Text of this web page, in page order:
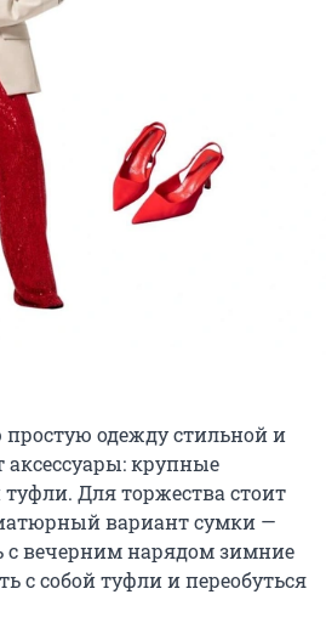
одежду стильной и
аксессуары: крупные
Для торжества стоит
вариант сумки —
с вечерним нарядом зимние
с собой туфли и переобуться